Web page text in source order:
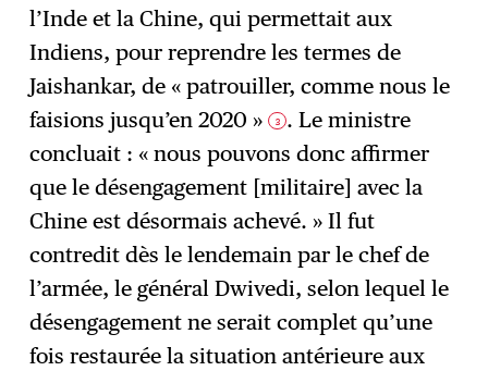
l’Inde et la Chine, qui permettait aux
Indiens, pour reprendre les termes de
Jaishankar, de « patrouiller, comme nous le
faisions jusqu’en 2020 » 3 . Le ministre
concluait : « nous pouvons donc affirmer
que le désengagement [militaire] avec la
Chine est désormais achevé. » Il fut
contredit dès le lendemain par le chef de
l’armée, le général Dwivedi, selon lequel le
désengagement ne serait complet qu’une
fois restaurée la situation antérieure aux